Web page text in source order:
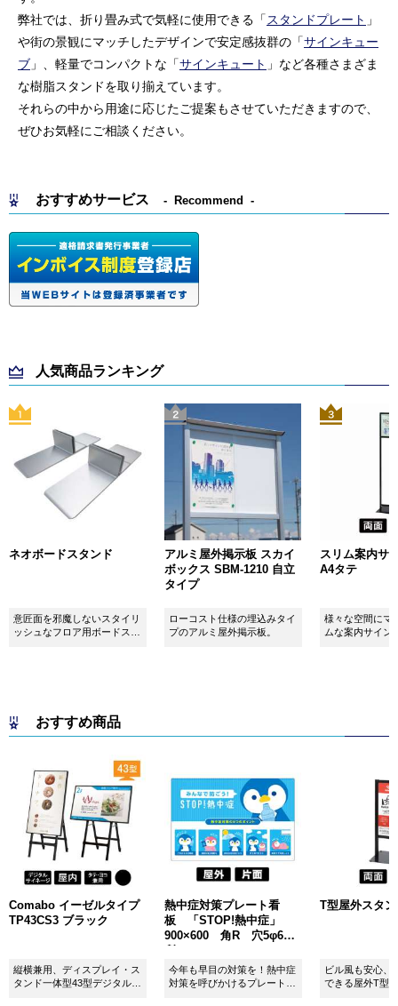
弊社では、折り畳み式で気軽に使用できる「スタンドプレート 」
や街の景観にマッチしたデザインで安定感抜群の「サインキュー
ブ 」、軽量でコンパクトな「サインキュート 」など各種さまざま
な樹脂スタンドを取り揃えています。
それらの中から用途に応じたご提案もさせていただきますので、
ぜひお気軽にご相談ください。
おすすめサービス Recommend
人気商品ランキング
ネオボードスタンド
意匠面を邪魔しないスタイリ
ッシュなフロア用ボードスタ
アルミ屋外掲示板 スカイ
ボックス SBM-1210 自立
タイプ
ローコスト仕様の埋込みタイ
プのアルミ屋外掲示板。
スリム案内サ
A4タテ
様々な空間にマ
ムな案内サイン
おすすめ商品
Comabo イーゼルタイプ
TP43CS3 ブラック
縦横兼用、ディスプレイ・ス
タンド一体型43型デジタルサ
熱中症対策プレート看
板 「STOP!熱中症」
900×600 角R 穴5φ6カ
今年も早目の対策を！熱中症
対策を呼びかけるプレート看
T型屋外スタ
ビル風も安心、
できる屋外T型